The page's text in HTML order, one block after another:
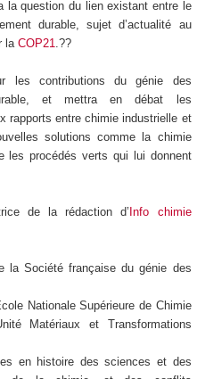
la question du lien existant entre le
durable, sujet d’actualité au
la COP21 .??
les contributions du génie des
et mettra en débat les
rapports entre chimie industrielle et
solutions comme la chimie
les procédés verts qui lui donnent
de la rédaction d’ Info chimie
la Société française du génie des
Nationale Supérieure de Chimie
Matériaux et Transformations
en histoire des sciences et des